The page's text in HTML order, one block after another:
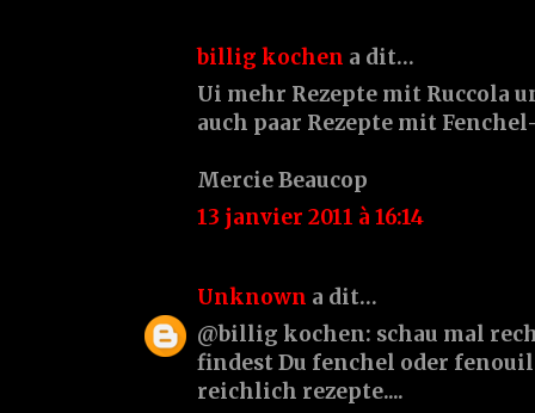
billig kochen a dit…
Ui mehr Rezepte mit Ruccola
auch paar Rezepte mit
Mercie Beaucop
13 janvier 2011 à 16:14
Unknown a dit…
@billig kochen: schau mal
findest Du fenchel oder
reichlich rezepte....